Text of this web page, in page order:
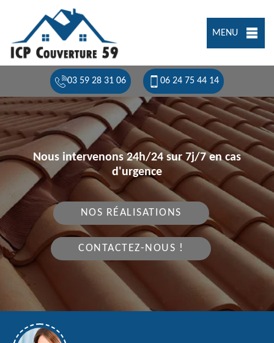
MENU
03 59 28 31 06 06 24 75 44 14
Nous intervenons 24h/24 sur 7j/7 en cas
d'urgence
NOS RÉALISATIONS
CONTACTEZ-NOUS !